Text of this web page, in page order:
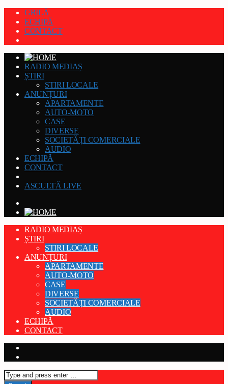
GRILĂ
ECHIPĂ
CONTACT
RADIO MEDIAȘ
ȘTIRI
STIRI LOCALE
ANUNȚURI
APARTAMENTE
AUTO-MOTO
CASE
DIVERSE
SOCIETĂȚI COMERCIALE
AUDIO
ECHIPĂ
CONTACT
ASCULTĂ LIVE
RADIO MEDIAȘ
ȘTIRI
STIRI LOCALE
ANUNȚURI
APARTAMENTE
AUTO-MOTO
CASE
DIVERSE
SOCIETĂȚI COMERCIALE
AUDIO
ECHIPĂ
CONTACT